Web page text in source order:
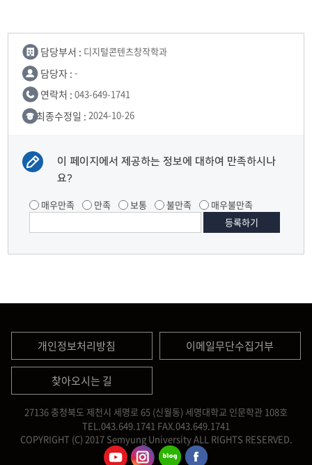
담당부서 : 디지털콘텐츠창작학과
담당자 : -
연락처 : 043-649-1741
최종수정일 : 2024-10-26
이 페이지에서 제공하는 정보에 대하여 만족하시나
요?
매우만족 만족 보통 불만족 매우불만족
개인정보처리방침 이메일무단수집거부
찾아오시는 길
27136 충청북도 제천시 세명로 65 (신월동) 세명대학교 인문학관 108호
TEL.043.649.1741 FAX.043.649.1741
COPYRIGHT (C) 2017 Semyung University ALL RIGHTS RESERVED.